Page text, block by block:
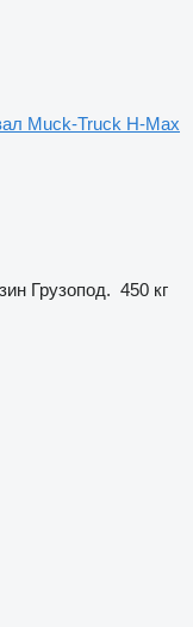
Muck-Truck H-Max
Грузопод. 450 кг